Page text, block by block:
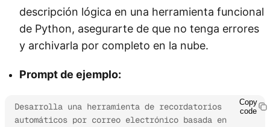
descripción lógica en una herramienta funcional
de Python, asegurarte de que no tenga errores
y archivarla por completo en la nube.
Prompt de ejemplo:
Desarrolla una herramienta de recordatorios
automáticos por correo electrónico basada en
Copy
code